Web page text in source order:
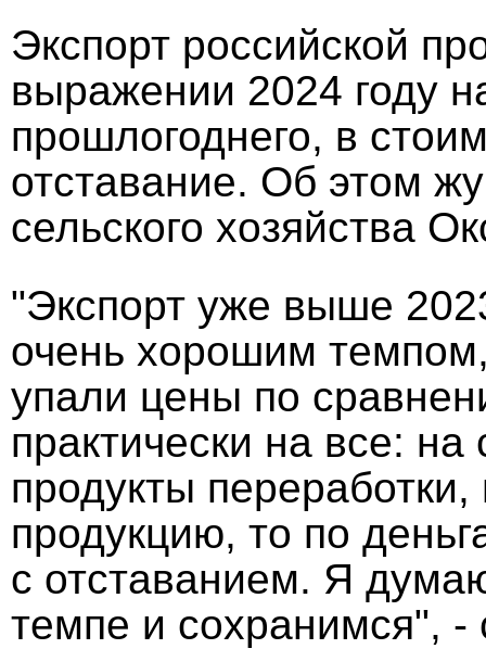
Экспорт российской
выражении 2024 году
прошлогоднего, в
отставание. Об этом
сельского хозяйства
"Экспорт уже выше
очень хорошим
упали цены по
практически на все:
продукты
продукцию, то по
с отставанием. Я
темпе и сохранимся", -